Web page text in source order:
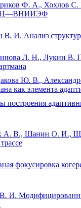
Ф. А., Хохлов С.
Анализ структуры
Л. Н., Лукин В.
Ю. В.,
как элемента
В., Шанин О. И.,
фокусировка
Модифицированный